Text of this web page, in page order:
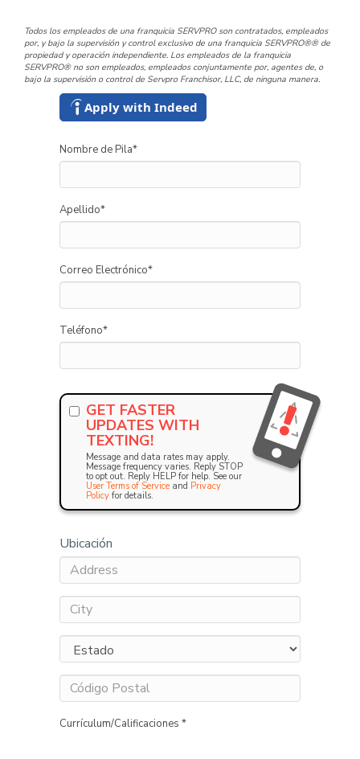
Todos los empleados de una franquicia SERVPRO son contratados, empleados
por, y bajo la supervisión y control exclusivo de una franquicia SERVPRO®® de
propiedad y operación independiente. Los empleados de la franquicia
SERVPRO® no son empleados, empleados conjuntamente por, agentes de, o
bajo la supervisión o control de Servpro Franchisor, LLC, de ninguna manera.
Apply with Indeed
Nombre de Pila*
Apellido*
Correo Electrónico*
Teléfono*
GET FASTER
UPDATES WITH
TEXTING!
Message and data rates may apply.
Message frequency varies. Reply STOP
to opt out. Reply HELP for help. See our
User Terms of Service and Privacy
Policy for details.
Ubicación
Currículum/Calificaciones *